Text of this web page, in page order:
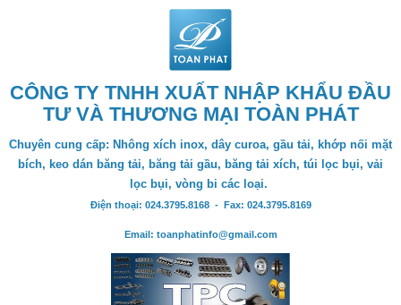
CÔNG TY TNHH XUẤT NHẬP KHẨU ĐẦU
TƯ VÀ THƯƠNG MẠI TOÀN PHÁT
Chuyên cung cấp: Nhông xích inox, dây curoa, gầu tải, khớp nối mặt
bích, keo dán băng tải, băng tải gầu, băng tải xích, túi lọc bụi, vải
lọc bụi, vòng bi các loại.
Điện thoại: 024.3795.8168 - Fax: 024.3795.8169
Email: toanphatinfo@gmail.com